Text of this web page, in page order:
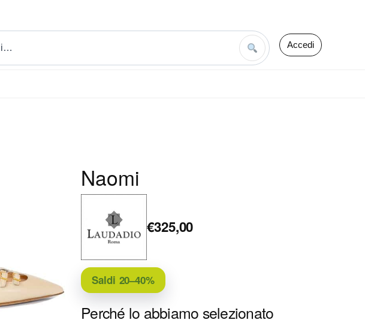
Accedi
Naomi
€325,00
Saldi 20–40%
Perché lo abbiamo selezionato